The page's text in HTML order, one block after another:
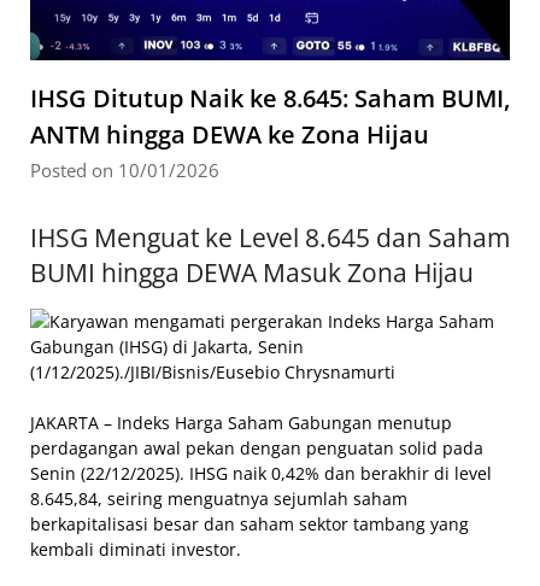
IHSG Ditutup Naik ke 8.645: Saham BUMI,
ANTM hingga DEWA ke Zona Hijau
Posted on 10/01/2026
IHSG Menguat ke Level 8.645 dan Saham
BUMI hingga DEWA Masuk Zona Hijau
JAKARTA – Indeks Harga Saham Gabungan menutup
perdagangan awal pekan dengan penguatan solid pada
Senin (22/12/2025). IHSG naik 0,42% dan berakhir di level
8.645,84, seiring menguatnya sejumlah saham
berkapitalisasi besar dan saham sektor tambang yang
kembali diminati investor.